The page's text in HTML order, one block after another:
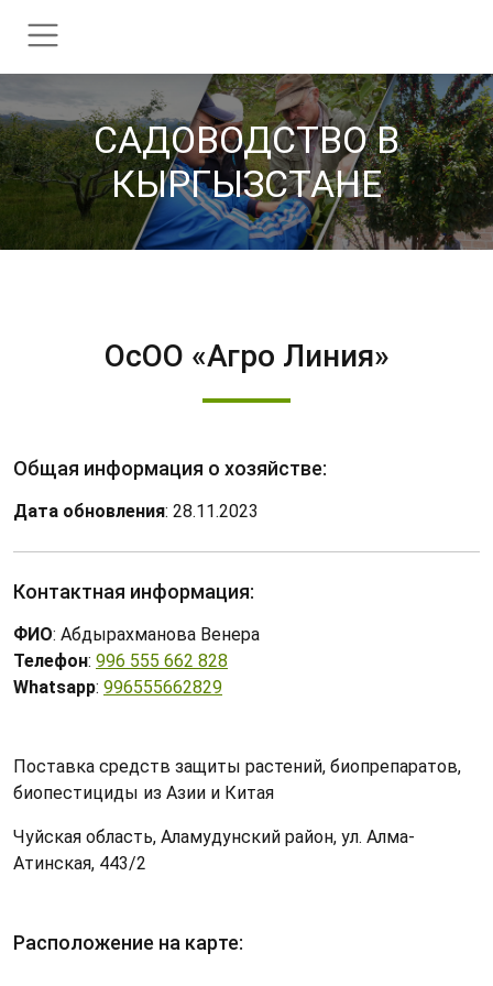
CАДОВОДСТВО В
КЫРГЫЗСТАНЕ
ОсОО «Агро Линия»
Общая информация о хозяйстве:
Дата обновления: 28.11.2023
Контактная информация:
ФИО: Абдырахманова Венера
Телефон: 996 555 662 828
Whatsapp: 996555662829
Поставка средств защиты растений, биопрепаратов,
биопестициды из Азии и Китая
Чуйская область, Аламудунский район, ул. Алма-
Атинская, 443/2
Расположение на карте: